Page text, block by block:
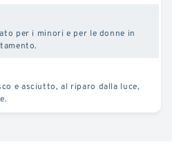
per i minori e per le donne in
e asciutto, al riparo dalla luce,